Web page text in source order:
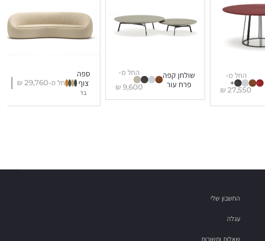
החל מ-
27,550
₪
+
שולחן קפה
פרח עור
החל מ-
9,600
₪
ספה
צוף
בד
החל מ-29,760
₪
החשבון שלי
עגלה
שאלות ותשובות